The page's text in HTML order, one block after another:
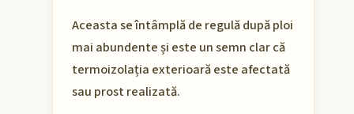
Aceasta se întâmplă de regulă după ploi
mai abundente și este un semn clar că
termoizolația exterioară este afectată
sau prost realizată.